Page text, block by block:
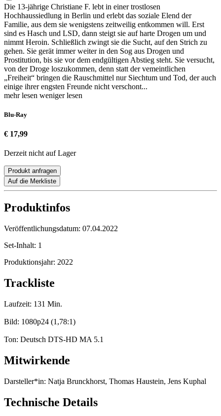
Die 13-jährige Christiane F. lebt in einer trostlosen
Hochhaussiedlung in Berlin und erlebt das soziale Elend der
Familie, aus dem sie wenigstens zeitweilig entkommen will. Erst
sind es Hasch und LSD, dann steigt sie auf harte Drogen um und
nimmt Heroin. Schließlich zwingt sie die Sucht, auf den Strich zu
gehen. Sie gerät immer weiter in den Sog aus Drogen und
Prostitution, bis sie vor dem endgültigen Abstieg steht. Sie versucht,
von der Droge loszukommen, denn statt der vemeintlichen
„Freiheit“ bringen die Rauschmittel nur Siechtum und Tod, der auch
einige ihrer engsten Freunde nicht verschont...
mehr lesen weniger lesen
Blu-Ray
€ 17,99
Derzeit nicht auf Lager
Produkt anfragen
Auf die Merkliste
Produktinfos
Veröffentlichungsdatum: 07.04.2022
Set-Inhalt: 1
Produktionsjahr: 2022
Trackliste
Laufzeit: 131 Min.
Bild: 1080p24 (1,78:1)
Ton: Deutsch DTS-HD MA 5.1
Mitwirkende
Darsteller*in: Natja Brunckhorst, Thomas Haustein, Jens Kuphal
Technische Details